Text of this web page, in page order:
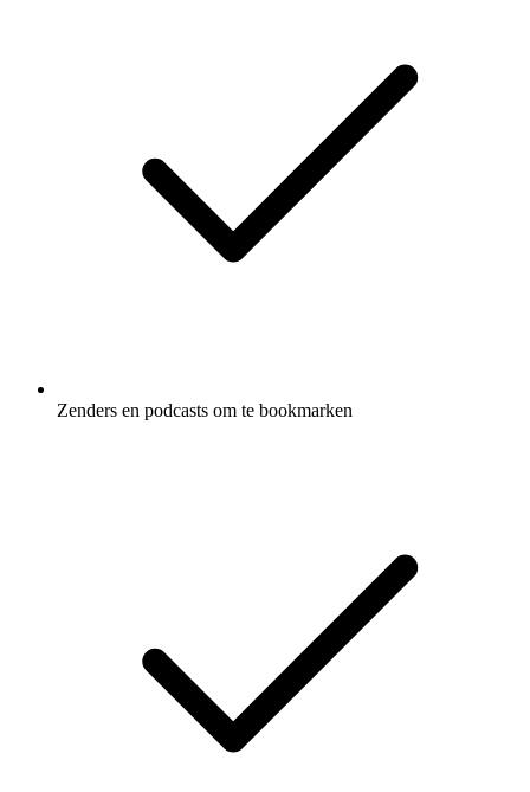
Zenders en podcasts om te bookmarken